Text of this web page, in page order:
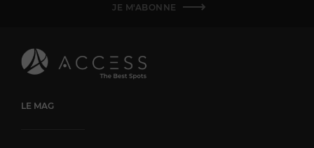
JE M'ABONNE
LE MAG